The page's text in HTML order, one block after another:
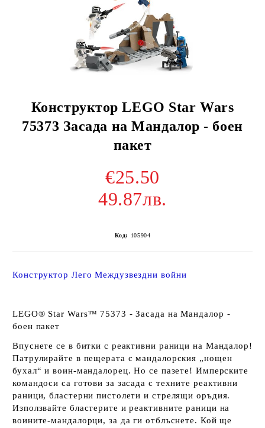
Конструктор LEGO Star Wars
75373 Засада на Мандалор - боен
пакет
€25.50
49.87лв.
Код: 105904
Конструктор Лего Междузвездни войни
LEGO® Star Wars™ 75373 - Засада на Мандалор -
боен пакет
Впуснете се в битки с реактивни раници на Мандалор!
Патрулирайте в пещерата с мандалорския „нощен
бухал“ и воин-мандалорец. Но се пазете! Имперските
командоси са готови за засада с техните реактивни
раници, бластерни пистолети и стрелящи оръдия.
Използвайте бластерите и реактивните раници на
воините-мандалорци, за да ги отблъснете. Кой ще